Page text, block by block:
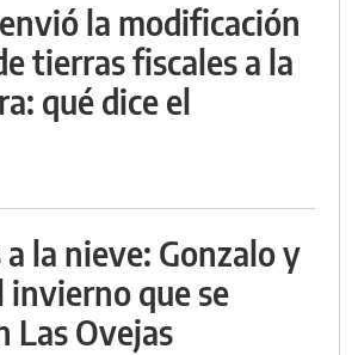
la modificación
tierras fiscales a la
qué dice el
la nieve: Gonzalo y
invierno que se
Las Ovejas